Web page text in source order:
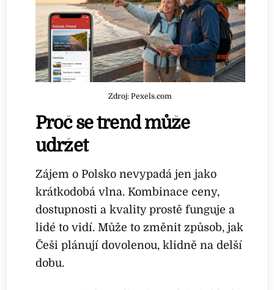
Zdroj: Pexels.com
Proč se trend může
udržet
Zájem o Polsko nevypadá jen jako
krátkodobá vlna. Kombinace ceny,
dostupnosti a kvality prostě funguje a
lidé to vidí. Může to změnit způsob, jak
Češi plánují dovolenou, klidně na delší
dobu.